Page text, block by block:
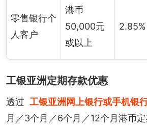
零售银行个
人客户
港币
50,000元
或以上
2.85%
工银亚洲定期存款优惠
透过 工银亚洲网上银行或手机银
月／3个月／6个月／12个月港币